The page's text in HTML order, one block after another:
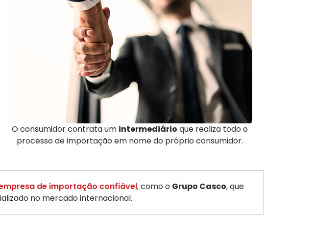
O consumidor contrata um intermediário que realiza todo o
processo de importação em nome do próprio consumidor.
de importação confiável, como o Grupo Casco, que
no mercado internacional.